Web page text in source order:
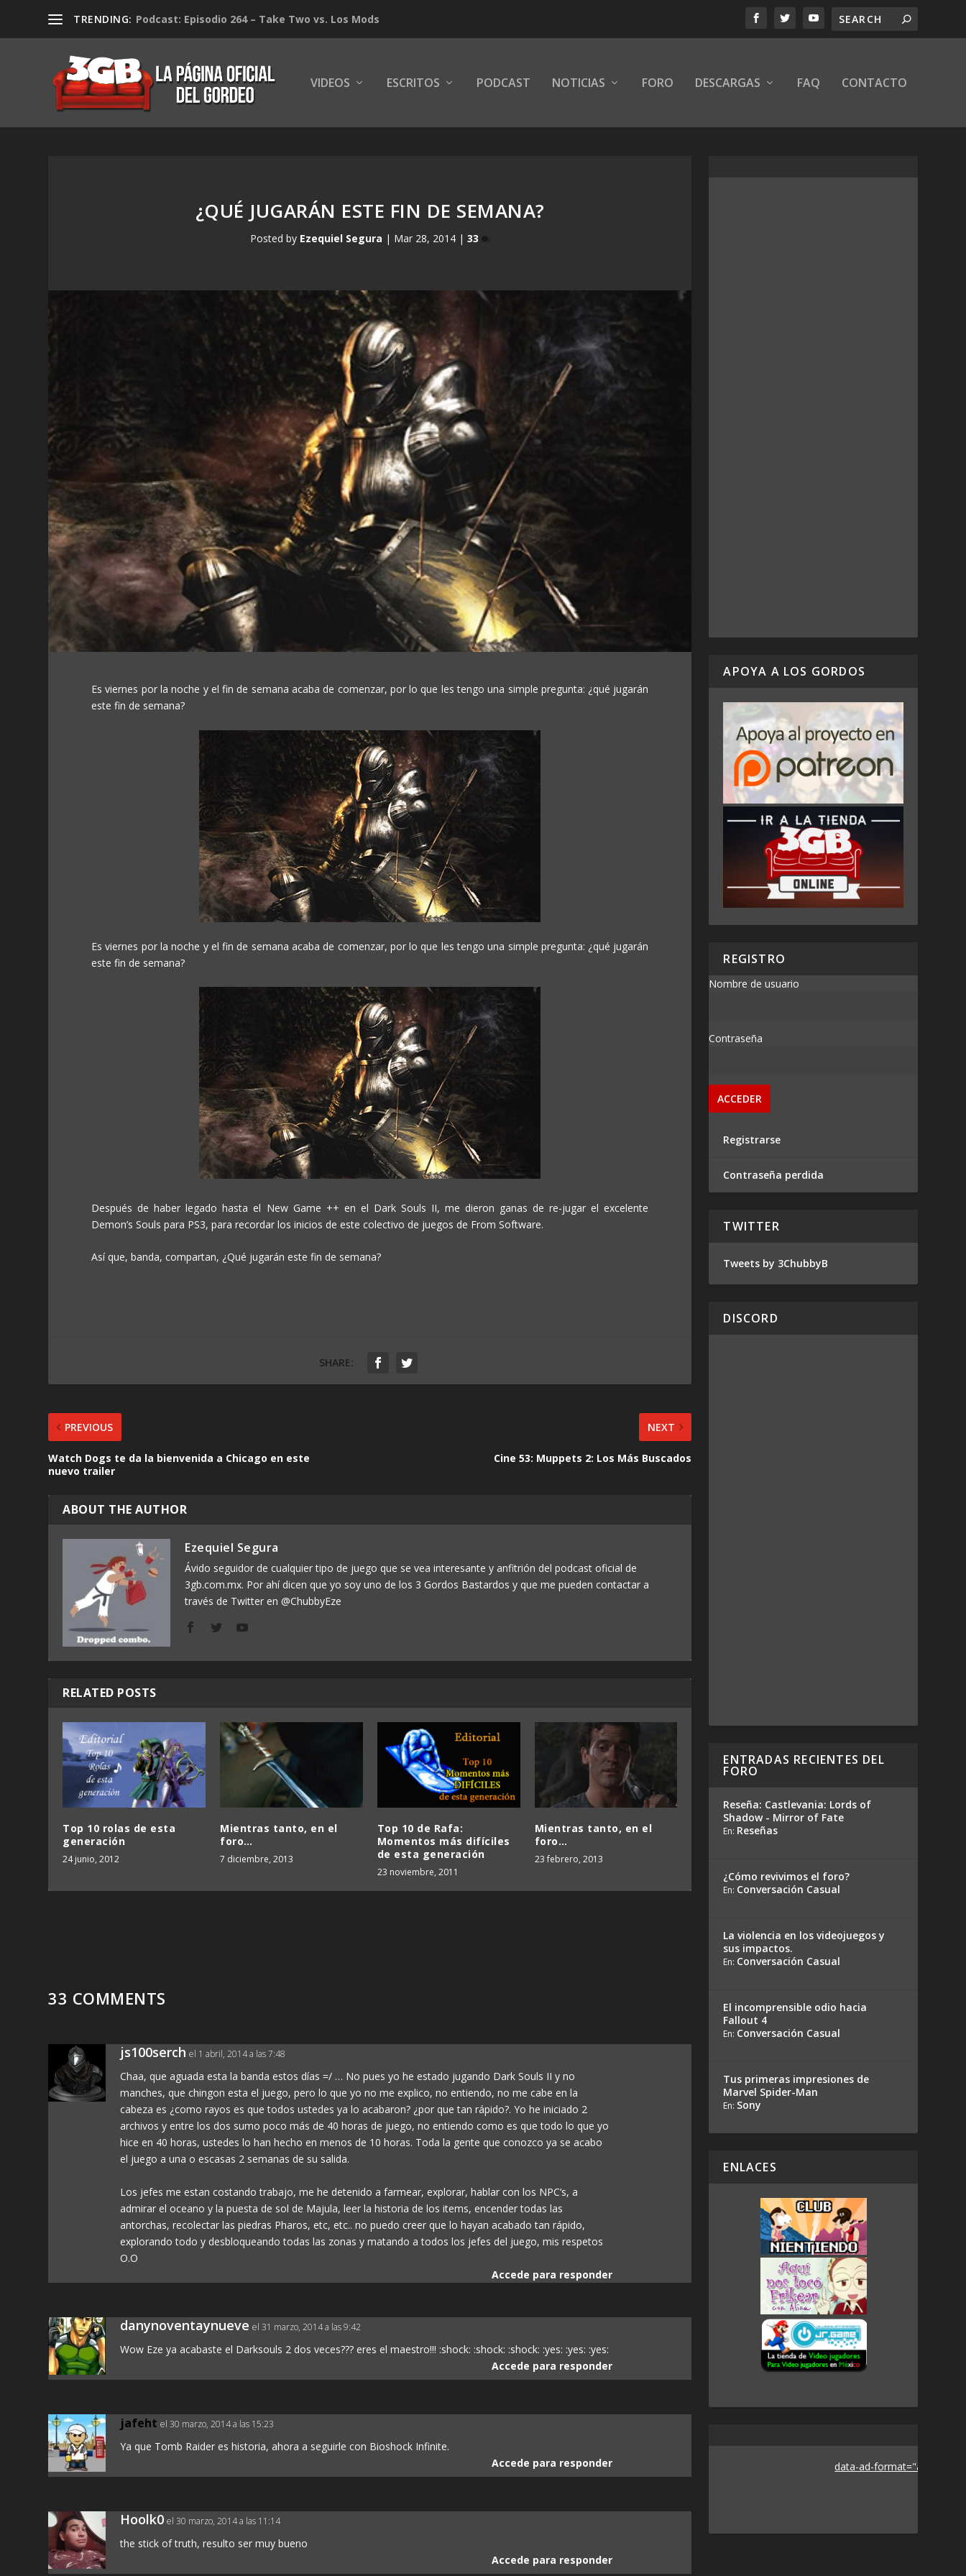
TRENDING: Podcast: Episodio 264 – Take Two vs. Los Mods
VIDEOS ESCRITOS PODCAST NOTICIAS FORO DESCARGAS FAQ CONTACTO
¿QUÉ JUGARÁN ESTE FIN DE SEMANA?
Posted by Ezequiel Segura | Mar 28, 2014| 33
Es viernes por la noche y el fin de semana acaba de comenzar, por lo que les tengo una simple pregunta: ¿qué jugarán
este fin de semana?
Es viernes por la noche y el fin de semana acaba de comenzar, por lo que les tengo una simple pregunta: ¿qué jugarán
este fin de semana?
Después de haber legado hasta el New Game ++ en el Dark Souls II, me dieron ganas de re-jugar el excelente
Demon’s Souls para PS3, para recordar los inicios de este colectivo de juegos de From Software.
Así que, banda, compartan, ¿Qué jugarán este fin de semana?
SHARE:
PREVIOUS
Watch Dogs te da la bienvenida a Chicago en este
nuevo trailer
NEXT
Cine 53: Muppets 2: Los Más Buscados
ABOUT THE AUTHOR
Ezequiel Segura
Ávido seguidor de cualquier tipo de juego que se vea interesante y anfitrión del podcast oficial de
3gb.com.mx. Por ahí dicen que yo soy uno de los 3 Gordos Bastardos y que me pueden contactar a
través de Twitter en @ChubbyEze
RELATED POSTS
Top 10 rolas de esta
generación
24 junio, 2012
Mientras tanto, en el
foro…
7 diciembre, 2013
Top 10 de Rafa:
Momentos más difíciles
de esta generación
23 noviembre, 2011
Mientras tanto, en el
foro…
23 febrero, 2013
33 COMMENTS
js100serch el 1 abril, 2014 a las 7:48
Chaa, que aguada esta la banda estos días =/ … No pues yo he estado jugando Dark Souls II y no
manches, que chingon esta el juego, pero lo que yo no me explico, no entiendo, no me cabe en la
cabeza es ¿como rayos es que todos ustedes ya lo acabaron? ¿por que tan rápido?. Yo he iniciado 2
archivos y entre los dos sumo poco más de 40 horas de juego, no entiendo como es que todo lo que yo
hice en 40 horas, ustedes lo han hecho en menos de 10 horas. Toda la gente que conozco ya se acabo
el juego a una o escasas 2 semanas de su salida.
Los jefes me estan costando trabajo, me he detenido a farmear, explorar, hablar con los NPC’s, a
admirar el oceano y la puesta de sol de Majula, leer la historia de los items, encender todas las
antorchas, recolectar las piedras Pharos, etc, etc.. no puedo creer que lo hayan acabado tan rápido,
explorando todo y desbloqueando todas las zonas y matando a todos los jefes del juego, mis respetos
O.O
Accede para responder
danynoventaynueve el 31 marzo, 2014 a las 9:42
Wow Eze ya acabaste el Darksouls 2 dos veces??? eres el maestro!!! :shock: :shock: :shock: :yes: :yes: :yes:
Accede para responder
jafeht el 30 marzo, 2014 a las 15:23
Ya que Tomb Raider es historia, ahora a seguirle con Bioshock Infinite.
Accede para responder
Hoolk0 el 30 marzo, 2014 a las 11:14
the stick of truth, resulto ser muy bueno
Accede para responder
APOYA A LOS GORDOS
REGISTRO
Nombre de usuario
Contraseña
Registrarse
Contraseña perdida
TWITTER
Tweets by 3ChubbyB
DISCORD
ENTRADAS RECIENTES DEL
FORO
Reseña: Castlevania: Lords of
Shadow - Mirror of Fate
En: Reseñas
¿Cómo revivimos el foro?
En: Conversación Casual
La violencia en los videojuegos y
sus impactos.
En: Conversación Casual
El incomprensible odio hacia
Fallout 4
En: Conversación Casual
Tus primeras impresiones de
Marvel Spider-Man
En: Sony
ENLACES
data-ad-format="auto">